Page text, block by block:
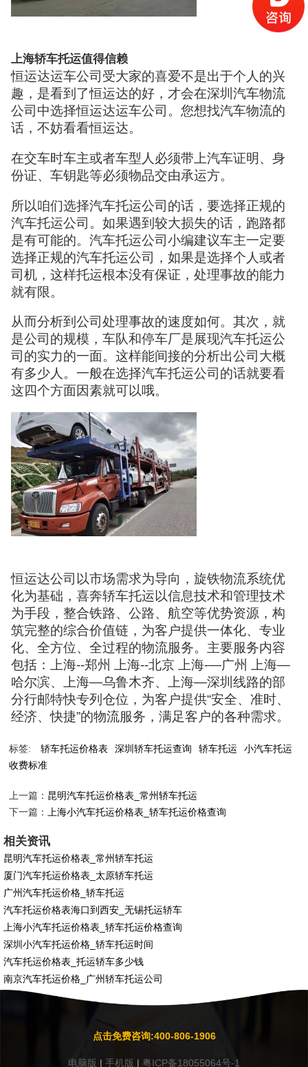
上海轿车托运值得信赖
恒运达运车公司受大家的喜爱不是出于个人的兴
趣，是看到了恒运达的好，才会在深圳汽车物流
公司中选择恒运达运车公司。您想找汽车物流的
话，不妨看看恒运达。
在交车时车主或者车型人必须带上汽车证明、身
份证、车钥匙等必须物品交由承运方。
所以咱们选择汽车托运公司的话，要选择正规的
汽车托运公司。如果遇到较大损失的话，跑路都
是有可能的。汽车托运公司小编建议车主一定要
选择正规的汽车托运公司，如果是选择个人或者
司机，这样托运根本没有保证，处理事故的能力
就有限。
从而分析到公司处理事故的速度如何。其次，就
是公司的规模，车队和停车厂是展现汽车托运公
司的实力的一面。这样能间接的分析出公司大概
有多少人。一般在选择汽车托运公司的话就要看
这四个方面因素就可以哦。
恒运达公司以市场需求为导向，旋铁物流系统优
化为基础，喜奔轿车托运以信息技术和管理技术
为手段，整合铁路、公路、航空等优势资源，构
筑完整的综合价值链，为客户提供一体化、专业
化、全方位、全过程的物流服务。主要服务内容
包括：上海--郑州 上海--北京 上海-—广州 上海—
哈尔滨、上海—乌鲁木齐、上海—深圳线路的部
分行邮特快专列仓位，为客户提供“安全、准时、
经济、快捷”的物流服务，满足客户的各种需求。
标签: 轿车托运价格表 深圳轿车托运查询 轿车托运
小汽车托运
收费标准
上一篇： 昆明汽车托运价格表_常州轿车托运
下一篇：
上海小汽车托运价格表_轿车托运价格查询
相关资讯
昆明汽车托运价格表_常州轿车托运
厦门汽车托运价格表_太原轿车托运
广州汽车托运价格_轿车托运
汽车托运价格表海口到西安_无锡托运轿车
上海小汽车托运价格表_轿车托运价格查询
深圳小汽车托运价格_轿车托运时间
汽车托运价格表_托运轿车多少钱
南京汽车托运价格_广州轿车托运公司
点击免费咨询:400-806-1906
电脑版 | 手机版 | 粤ICP备18055064号-1